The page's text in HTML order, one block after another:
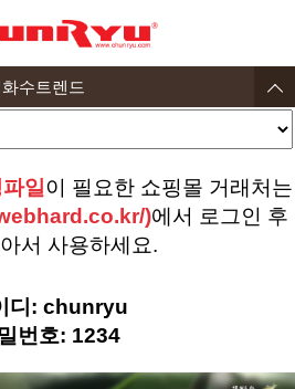
수트렌드
일 이 필요한 쇼핑몰 거래처는
)에서 로그인 후
서 사용하세요.
디: chunryu
번호: 1234